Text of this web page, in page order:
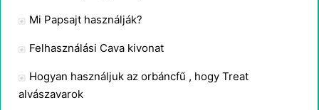
Mi Papsajt használják?
Felhasználási Cava kivonat
Hogyan használjuk az orbáncfű , hogy Treat
alvászavarok